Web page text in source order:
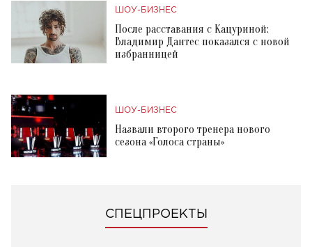
ШОУ-БИЗНЕС
После расставания с Кацуриной:
Владимир Дантес показался с новой
избранницей
ШОУ-БИЗНЕС
Назвали второго тренера нового
сезона «Голоса страны»
СПЕЦПРОЕКТЫ